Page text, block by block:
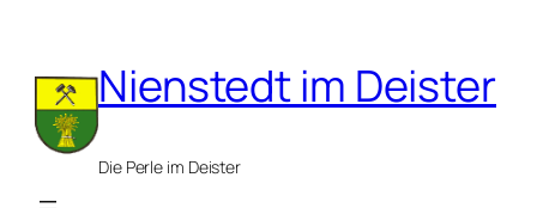
springenNienstedt im Deister
Die Perle im Deister